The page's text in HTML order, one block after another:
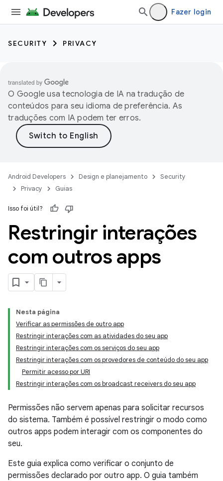
Fazer login
SECURITY PRIVACY
O Google usa tecnologia de IA na tradução de
conteúdos para seu idioma de preferência. As
traduções com IA podem ter erros.
Android Developers Design e planejamento
Security
Privacy
Guias
Isso foi útil?
Restringir interações
com outros apps
Nesta página
Verificar as permissões de outro app
Restringir interações com as atividades do seu app
Restringir interações com os serviços do seu app
Restringir interações com os provedores de conteúdo do seu app
Permitir acesso por URI
Restringir interações com os broadcast receivers do seu app
Permissões não servem apenas para solicitar recursos
do sistema. Também é possível restringir o modo como
outros apps podem interagir com os componentes do
seu.
Este guia explica como verificar o conjunto de
permissões declarado por outro app. O guia também